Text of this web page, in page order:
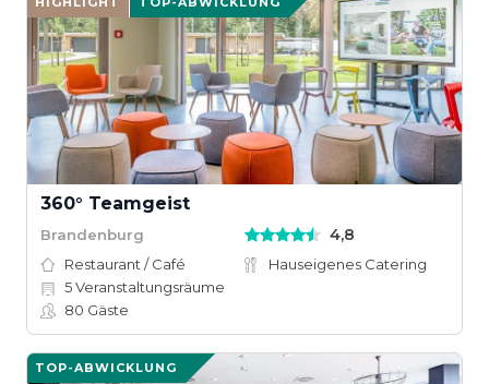
360° Teamgeist
Brandenburg 4,8
Restaurant / Café
Hauseigenes Catering
5Veranstaltungsräume
80 Gäste
TOP-ABWICKLUNG